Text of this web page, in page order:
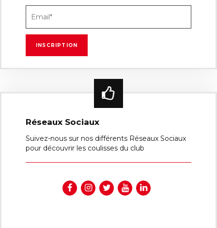
Réseaux Sociaux
Suivez-nous sur nos différents Réseaux Sociaux
pour découvrir les coulisses du club